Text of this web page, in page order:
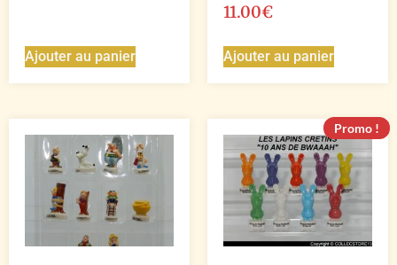
Ajouter au panier
11.00€
Ajouter au panier
Promo !